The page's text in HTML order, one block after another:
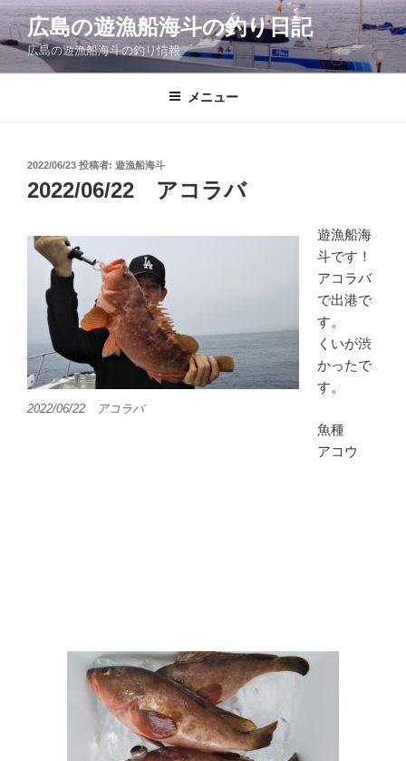
コ
ン
ン
広島の遊漁船海斗の釣り日記
広島の遊漁船海斗の釣り情報
メニュー
投
稿
日:
2022/06/23 投稿者: 遊漁船海斗
2022/06/22 アコラバ
2022/06/22 アコラバ
遊漁船海
斗です！
アコラバ
で出港で
す。
くいが渋
かったで
す。
魚種
アコウ